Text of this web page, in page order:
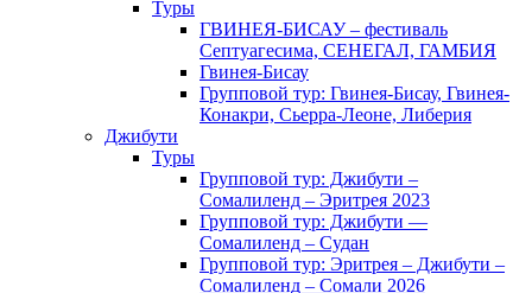
Туры
ГВИНЕЯ-БИСАУ – фестиваль
Септуагесима, СЕНЕГАЛ, ГАМБИЯ
Гвинея-Бисау
Групповой тур: Гвинея-Бисау, Гвинея-
Конакри, Сьерра-Леоне, Либерия
Джибути
Туры
Групповой тур: Джибути –
Cомалиленд – Эритрея 2023
Групповой тур: Джибути —
Сомалиленд – Судан
Групповой тур: Эритрея – Джибути –
Сомалиленд – Сомали 2026